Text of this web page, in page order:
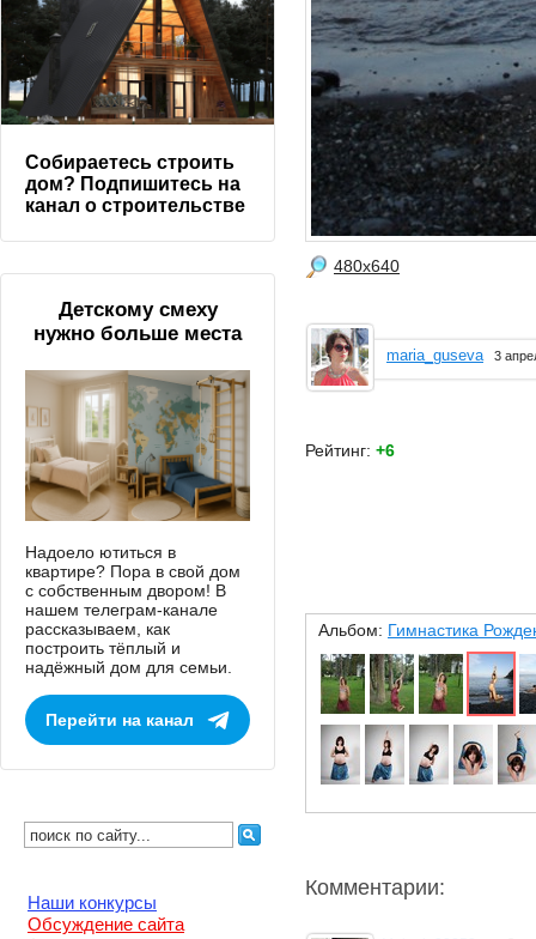
480x640
maria_guseva 3
Рейтинг: +6
Альбом: Гимнастика
Комментарии:
Собираетесь строить
дом? Подпишитесь на
канал о строительстве
Детскому смеху
нужно больше места
Надоело ютиться в
квартире? Пора в свой дом
с собственным двором! В
нашем телеграм-канале
рассказываем, как
построить тёплый и
надёжный дом для семьи.
Перейти на канал
Наши конкурсы
Обсуждение сайта